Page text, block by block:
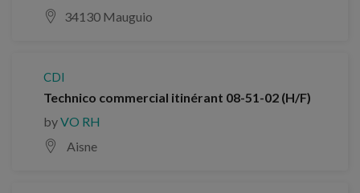
34130 Mauguio
CDI
Technico commercial itinérant 08-51-02 (H/F)
byVO RH
Aisne